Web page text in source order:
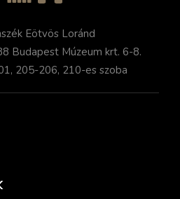
Eötvös Loránd
Budapest Múzeum krt. 6-8.
205-206, 210-es szoba